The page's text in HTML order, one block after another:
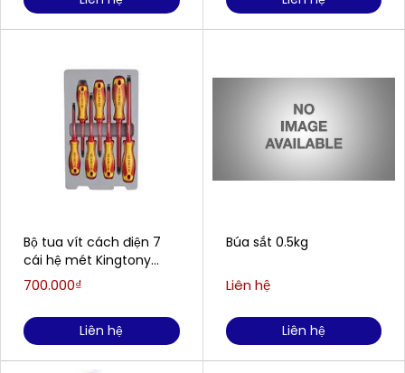
Bộ tua vít cách điện 7
cái hệ mét Kingtony
30617MR
700.000₫
Liên hệ
Búa sắt 0.5kg
Liên hệ
Liên hệ